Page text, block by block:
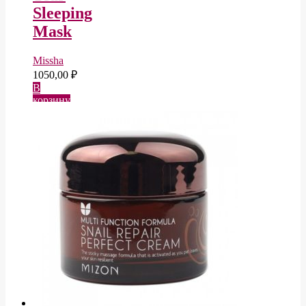
Sleeping
Mask
Missha
1050,00 ₽
В
корзину